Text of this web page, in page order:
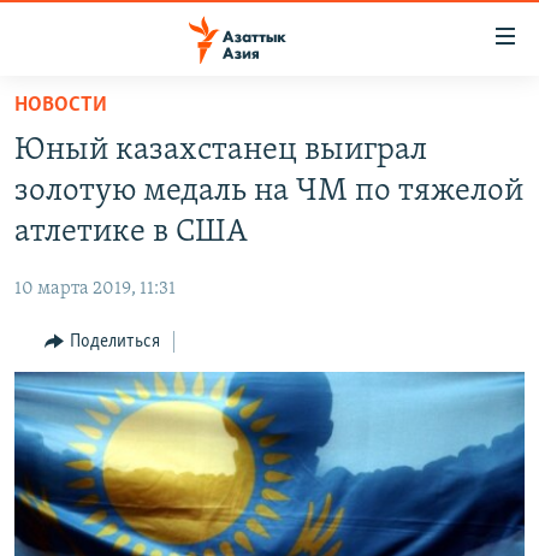
Вернуться
основному
содержанию
главной
навигации
Вернутся
поиску
ТАДЖИКИСТАН
ВОЙНА В УКРАИНЕ
ҚАЗАҚША
КЫРГЫЗЧА
ЎЗБЕКЧА
ТОҶИКӢ
TÜRKMENÇE
Все сайты РСЕ/РС
НОВОСТИ
Юный казахстанец выиграл
золотую медаль на ЧМ по тяжелой
атлетике в США
10 марта 2019, 11:31
Поделиться